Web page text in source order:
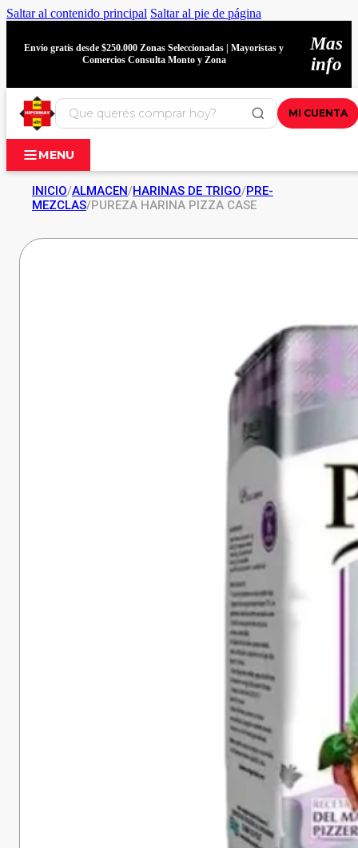
Saltar al contenido principal Saltar al pie de página
Envío gratis desde $250.000 Zonas Seleccionadas | Mayoristas y
Comercios Consulta Monto y Zona
Mas
info
MI CUENTA
MENU
INICIO/ALMACEN/HARINAS DE TRIGO/PRE-
MEZCLAS/PUREZA HARINA PIZZA CASE